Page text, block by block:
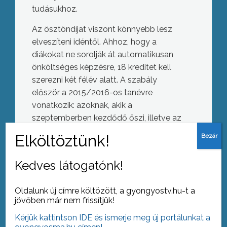
tudásukhoz.
Az ösztöndíjat viszont könnyebb lesz
elveszíteni idéntől. Ahhoz, hogy a
diákokat ne sorolják át automatikusan
önköltséges képzésre, 18 kreditet kell
szerezni két félév alatt. A szabály
először a 2015/2016-os tanévre
vonatkozik: azoknak, akik a
szeptemberben kezdődő őszi, illetve az
gyűjtenek össze legalább ennyi kreditet,
AZ AKTUÁLIS NAPI HÍREI
Tele a hajléktalanszálló
Kedves látogatónk!
Oldalunk új címre költözött, a gyongyostv.hu-t a
jövőben már nem frissítjük!
Kérjük kattintson IDE és ismerje meg új portálunkat a